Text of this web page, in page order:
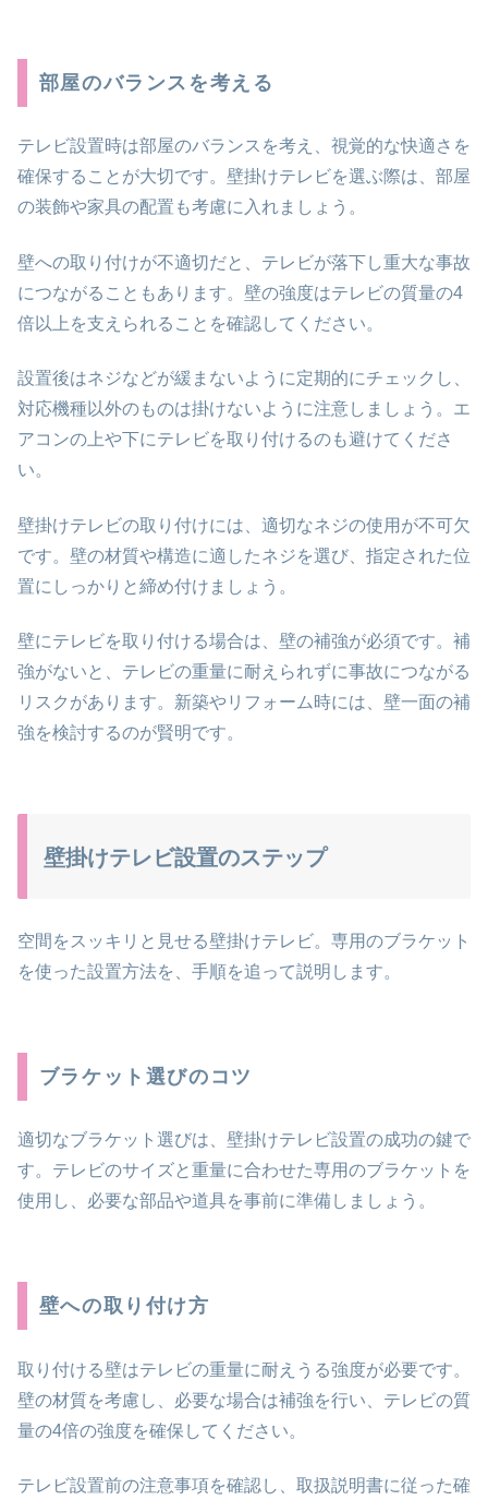
部屋のバランスを考える
テレビ設置時は部屋のバランスを考え、視覚的な快適さを
確保することが大切です。壁掛けテレビを選ぶ際は、部屋
の装飾や家具の配置も考慮に入れましょう。
壁への取り付けが不適切だと、テレビが落下し重大な事故
につながることもあります。壁の強度はテレビの質量の4
倍以上を支えられることを確認してください。
設置後はネジなどが緩まないように定期的にチェックし、
対応機種以外のものは掛けないように注意しましょう。エ
アコンの上や下にテレビを取り付けるのも避けてくださ
い。
壁掛けテレビの取り付けには、適切なネジの使用が不可欠
です。壁の材質や構造に適したネジを選び、指定された位
置にしっかりと締め付けましょう。
壁にテレビを取り付ける場合は、壁の補強が必須です。補
強がないと、テレビの重量に耐えられずに事故につながる
リスクがあります。新築やリフォーム時には、壁一面の補
強を検討するのが賢明です。
壁掛けテレビ設置のステップ
空間をスッキリと見せる壁掛けテレビ。専用のブラケット
を使った設置方法を、手順を追って説明します。
ブラケット選びのコツ
適切なブラケット選びは、壁掛けテレビ設置の成功の鍵で
す。テレビのサイズと重量に合わせた専用のブラケットを
使用し、必要な部品や道具を事前に準備しましょう。
壁への取り付け方
取り付ける壁はテレビの重量に耐えうる強度が必要です。
壁の材質を考慮し、必要な場合は補強を行い、テレビの質
量の4倍の強度を確保してください。
テレビ設置前の注意事項を確認し、取扱説明書に従った確